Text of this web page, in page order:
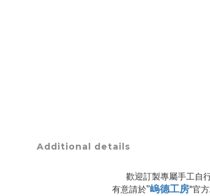
Additional details
歡迎訂製專屬手工自
有意請於"嵨德工房"官